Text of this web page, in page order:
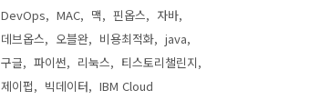
DevOps
MAC 맥 핀옵스
자바
데브옵스
오블완 비용최적화
java
구글
파이썬 리눅스
티스토리챌린지
제이펍
빅데이터 IBM Cloud